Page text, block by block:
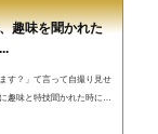
趣味を聞かれた
す？」て言って自撮り見せ
趣味と特技聞かれた時に、